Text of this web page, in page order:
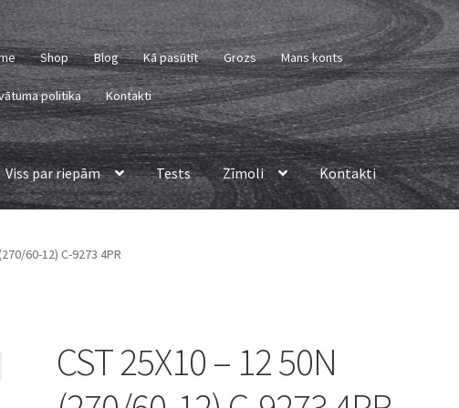
Shop Blog Kā pasūtīt Grozs Mans konts
politika Kontakti
Viss par riepām Tests Zīmoli Kontakti
60-12) C-9273 4PR
CST 25X10 – 12 50N